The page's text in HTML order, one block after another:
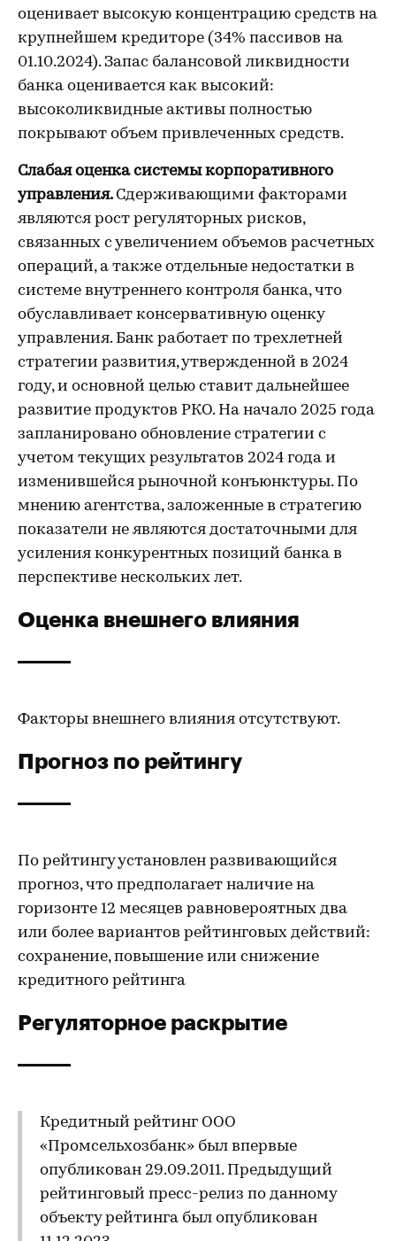
оценивает высокую концентрацию средств на
крупнейшем кредиторе (34% пассивов на
01.10.2024). Запас балансовой ликвидности
банка оценивается как высокий:
высоколиквидные активы полностью
покрывают объем привлеченных средств.
Слабая оценка системы корпоративного
управления. Сдерживающими факторами
являются рост регуляторных рисков,
связанных с увеличением объемов расчетных
операций, а также отдельные недостатки в
системе внутреннего контроля банка, что
обуславливает консервативную оценку
управления. Банк работает по трехлетней
стратегии развития, утвержденной в 2024
году, и основной целью ставит дальнейшее
развитие продуктов РКО. На начало 2025 года
запланировано обновление стратегии с
учетом текущих результатов 2024 года и
изменившейся рыночной конъюнктуры. По
мнению агентства, заложенные в стратегию
показатели не являются достаточными для
усиления конкурентных позиций банка в
перспективе нескольких лет.
Оценка внешнего влияния
Факторы внешнего влияния отсутствуют.
Прогноз по рейтингу
По рейтингу установлен развивающийся
прогноз, что предполагает наличие на
горизонте 12 месяцев равновероятных два
или более вариантов рейтинговых действий:
сохранение, повышение или снижение
кредитного рейтинга
Регуляторное раскрытие
Кредитный рейтинг ООО
«Промсельхозбанк» был впервые
опубликован 29.09.2011. Предыдущий
рейтинговый пресс-релиз по данному
объекту рейтинга был опубликован